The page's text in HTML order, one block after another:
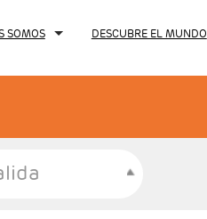
SOMOS DESCUBRE EL MUNDO